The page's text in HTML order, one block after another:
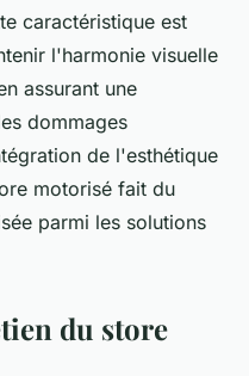
caractéristique est
l'harmonie visuelle
assurant une
dommages
de l'esthétique
motorisé fait du
parmi les solutions
du store